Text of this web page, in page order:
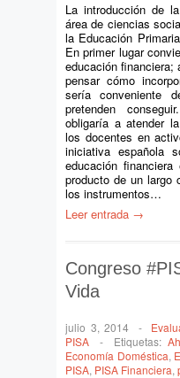
La introducción de
área de ciencias
la Educación
En primer lugar
educación financiera;
pensar cómo
sería conveniente
pretenden
obligaría a atender
los docentes en
iniciativa española
educación
producto de un
los instrumentos…
Leer entrada →
Congreso
Vida
julio 3, 2014 -
PISA
- Etiquetas:
Economía Doméstica,
PISA, PISA Financiera,